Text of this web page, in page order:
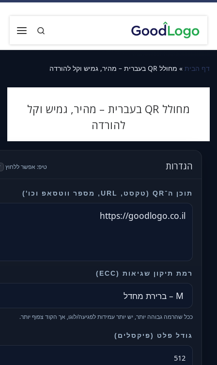
Search
דף הבית » מחולל QR בעברית – מהיר, גמיש וקל להורדה
מחולל QR בעברית – מהיר, גמיש וקל
להורדה
הגדרות טיפ: אפשר ללחוץ
תוכן ה־QR (טקסט, URL, מספר ווטסאפ וכו')
רמת תיקון שגיאות (ECC)
ככל שהרמה גבוהה יותר, יש יותר עמידות לפגיעה/לוגו, אך הקוד צפוף יותר.
גודל פלט (פיקסלים)